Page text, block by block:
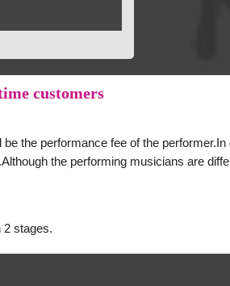
customers
the performance fee of the
the performing musicians are
2 stages.